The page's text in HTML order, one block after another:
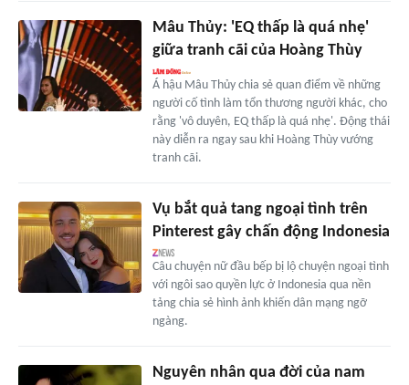
Mâu Thủy: 'EQ thấp là quá nhẹ'
giữa tranh cãi của Hoàng Thùy
Á hậu Mâu Thủy chia sẻ quan điểm về những
người cố tình làm tổn thương người khác, cho
rằng 'vô duyên, EQ thấp là quá nhẹ'. Động thái
này diễn ra ngay sau khi Hoàng Thùy vướng
tranh cãi.
Vụ bắt quả tang ngoại tình trên
Pinterest gây chấn động Indonesia
Câu chuyện nữ đầu bếp bị lộ chuyện ngoại tình
với ngôi sao quyền lực ở Indonesia qua nền
tảng chia sẻ hình ảnh khiến dân mạng ngỡ
ngàng.
Nguyên nhân qua đời của nam